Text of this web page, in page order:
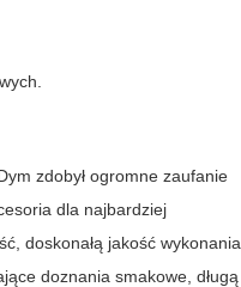
zdobył ogromne zaufanie
dla najbardziej
doskonałą jakość wykonania
doznania smakowe, długą